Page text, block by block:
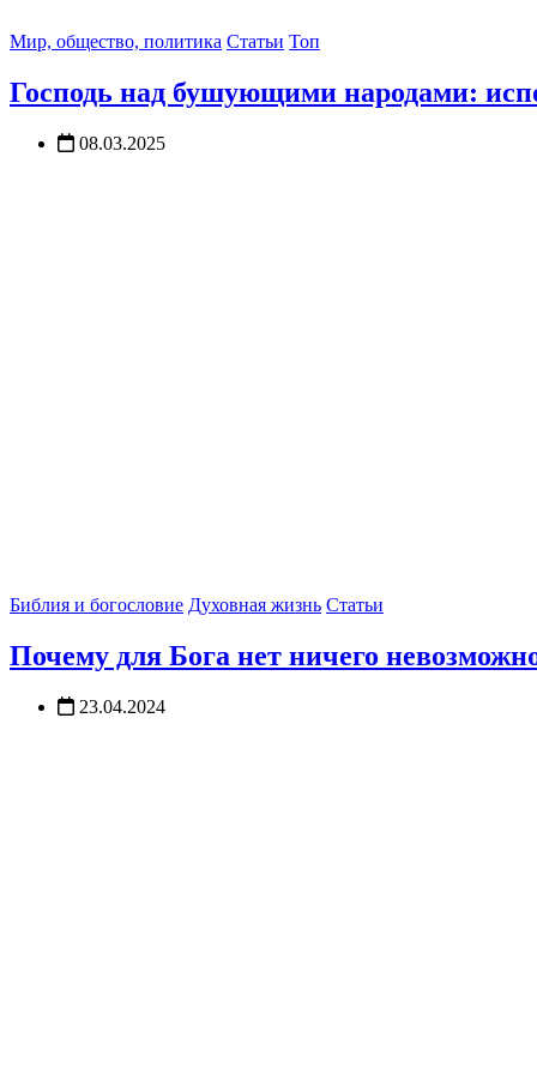
Мир, общество, политика Статьи Топ
Господь над бушующими народами:
08.03.2025
Библия и богословие Духовная жизнь Статьи
Почему для Бога нет ничего
23.04.2024